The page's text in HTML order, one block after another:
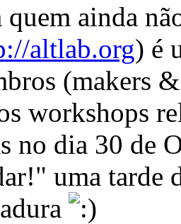
quem ainda
altlab.org) é
(makers
workshops
no dia 30 de
uma tarde